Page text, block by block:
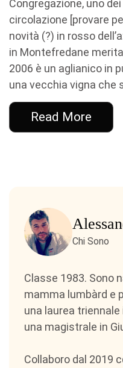
Congregazione, uno
circolazione [provare
novità (?) in rosso
in Montefredane
2006 è un aglianico in
una vecchia vigna che
Read More
Chi Sono
Classe 1983. Sono
mamma lumbàrd e
una laurea
una magistrale in
Collaboro dal 2019